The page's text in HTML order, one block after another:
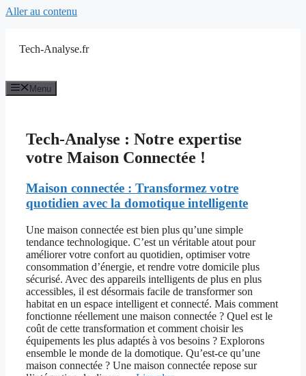
Aller au contenu
Tech-Analyse.fr
Menu
Tech-Analyse : Notre expertise
votre Maison Connectée !
Maison connectée : Transformez votre
quotidien avec la domotique intelligente
Une maison connectée est bien plus qu’une simple
tendance technologique. C’est un véritable atout pour
améliorer votre confort au quotidien, optimiser votre
consommation d’énergie, et rendre votre domicile plus
sécurisé. Avec des appareils intelligents de plus en plus
accessibles, il est désormais facile de transformer son
habitat en un espace intelligent et connecté. Mais comment
fonctionne réellement une maison connectée ? Quel est le
coût de cette transformation et comment choisir les
équipements les plus adaptés à vos besoins ? Explorons
ensemble le monde de la domotique. Qu’est-ce qu’une
maison connectée ? Une maison connectée repose sur